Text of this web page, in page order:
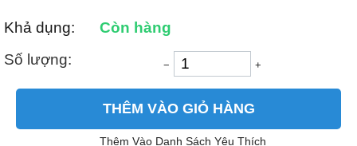
Khả dụng:
Còn hàng
Số lượng:
− +
THÊM VÀO GIỎ HÀNG
Thêm Vào Danh Sách Yêu Thích